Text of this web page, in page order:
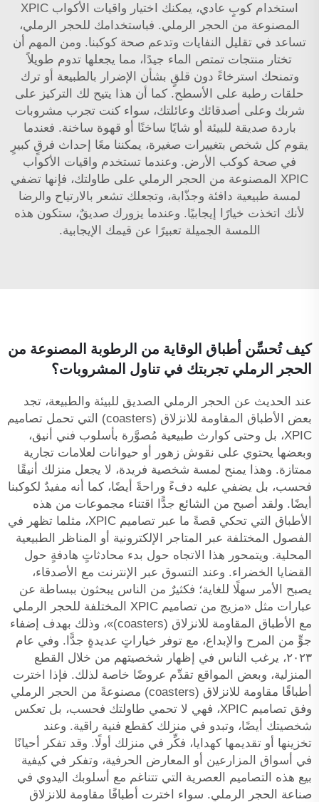
استخدام كوبٍ عادي، يمكنك اختيار واقيات الأكواب XPIC
المصنوعة من الحجر الرملي. فباستخدامك للحجر الرملي،
تساعد في تقليل النفايات وتدعم صحة كوكبنا. ومن المهم أن
تختار منتجات تمتص الماء جيدًا، مما يجعلها تدوم طويلاً
وتمنحك استرخاءً دون قلقٍ بشأن الإضرار بالطبيعة أو ترك
حلقات رطبة على الأسطح. كما أن هذا يتيح لك التركيز على
شربك وعلى أصدقائك وعائلتك، سواء كنت تجرب مشروبات
باردة صديقة للبيئة أو شايًا ساخنًا أو قهوة ساخنة. فعندما
يقوم كل شخص بتغييرات صغيرة، يمكننا معًا إحداث فرقٍ كبيرٍ
في صحة كوكب الأرض. وعندما تستخدم واقيات الأكواب
XPIC المصنوعة من الحجر الرملي على طاولتك، فإنها تضفي
لمسة طبيعية دافئة وجذّابة، وتجعلك تشعر بالارتياح والرضا
لأنك اتخذت خيارًا إيجابيًا. وعندما يزورك صديقٌ، ستكون هذه
اللمسة الجميلة تعبيرًا عن قيمك الإيجابية.
كيف تُحسِّن أطباق الوقاية من الرطوبة المصنوعة من
الحجر الرملي تجربتك في تناول المشروبات؟
عند الحديث عن الحجر الرملي الصديق للبيئة والطبيعة، تجد
بعض الأطباق المقاومة للانزلاق (coasters) التي تحمل تصاميم
XPIC، بل وحتى كوارث طبيعية مُصوَّرة بأسلوب فني أنيق،
وبعضها يحتوي على نقوش زهور أو حيوانات لعلامات تجارية
ممتازة. وهذا يمنح لمسة شخصية فريدة، لا يجعل منزلك أنيقًا
فحسب، بل يضفي عليه دفءً وراحةً أيضًا، كما أنه مفيدٌ لكوكبنا
أيضًا. ولقد أصبح من الشائع جدًّا اقتناء مجموعات من هذه
الأطباق التي تحكي قصةً ما عبر تصاميم XPIC، مثلما تظهر في
الفصول المختلفة عبر المتاجر الإلكترونية أو المناظر الطبيعية
المحلية. ويتمحور هذا الاتجاه حول بدء محادثاتٍ هادفةٍ حول
القضايا الخضراء. وعند التسوق عبر الإنترنت مع الأصدقاء،
يصبح الأمر سهلًا للغاية؛ فكثيرٌ من الناس يبحثون ببساطة عن
عبارات مثل «مزيج من تصاميم XPIC المختلفة للحجر الرملي
مع الأطباق المقاومة للانزلاق (coasters)»، وذلك بهدف إضفاء
جوٍّ من المرح والإبداع، مع توفر خياراتٍ عديدةٍ جدًّا. وفي عام
٢٠٢٣، يرغب الناس في إظهار شخصيتهم من خلال القطع
المنزلية، وبعض المواقع تقدِّم عروضًا خاصة لذلك. فإذا اخترت
أطباقًا مقاومة للانزلاق (coasters) مصنوعةً من الحجر الرملي
وفق تصاميم XPIC، فهي لا تحمي طاولتك فحسب، بل تعكس
شخصيتك أيضًا، وتبدو في منزلك كقطع فنية راقية. وعند
تخزينها أو تقديمها كهدايا، فكِّر في منزلك أولًا. وقد تفكر أحيانًا
في أسواق المزارعين أو المعارض الحرفية، وتفكر في كيفية
بيع هذه التصاميم العصرية التي تتناغم مع أسلوبك اليدوي في
صناعة الحجر الرملي. سواء اخترت أطباقًا مقاومة للانزلاق